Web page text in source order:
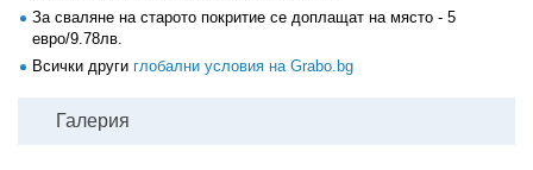
За сваляне на старото покритие се доплащат на място - 5
евро/9.78лв.
Всички други глобални условия на Grabo.bg
Галерия